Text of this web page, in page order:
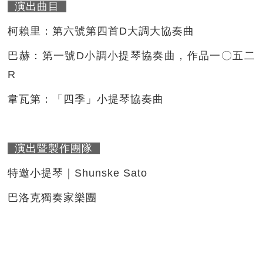
演出曲目
柯賴里：第六號第四首D大調大協奏曲
巴赫：第一號D小調小提琴協奏曲，作品一〇五二
R
韋瓦第：「四季」小提琴協奏曲
演出暨製作團隊
特邀小提琴｜Shunske Sato
巴洛克獨奏家樂團